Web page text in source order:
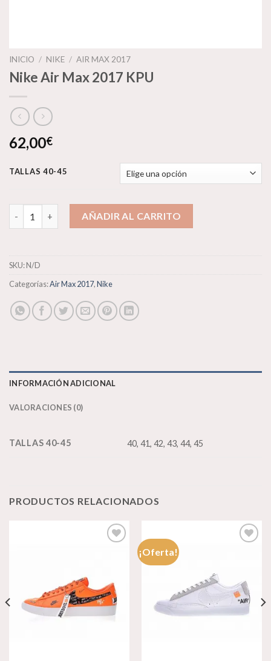
INICIO / NIKE / AIR MAX 2017
Nike Air Max 2017 KPU
62,00€
TALLAS 40-45
Nike Air Max 2017 KPU cantidad
AÑADIR AL CARRITO
SKU:N/D
Categorías:Air Max 2017,Nike
INFORMACIÓN ADICIONAL
VALORACIONES (0)
TALLAS 40-45 40, 41, 42, 43, 44, 45
PRODUCTOS RELACIONADOS
a la
lista de
deseos
¡Oferta!
a la
lista de
deseos